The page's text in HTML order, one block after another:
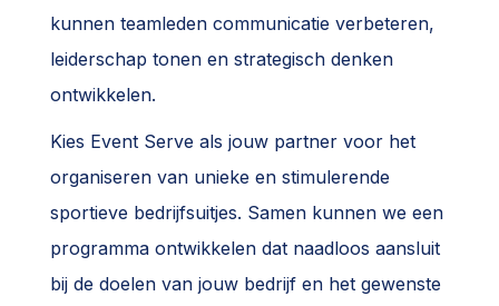
kunnen teamleden communicatie verbeteren,
leiderschap tonen en strategisch denken
ontwikkelen.
Kies Event Serve als jouw partner voor het
organiseren van unieke en stimulerende
sportieve bedrijfsuitjes. Samen kunnen we een
programma ontwikkelen dat naadloos aansluit
bij de doelen van jouw bedrijf en het gewenste